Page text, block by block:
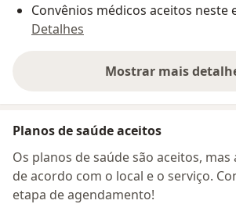
Convênios médicos aceitos neste
Detalhes
Mostrar maissobre o
Planos de saúde aceitos
Os planos de saúde são aceitos,
de acordo com o local e o serviço.
etapa de agendamento!